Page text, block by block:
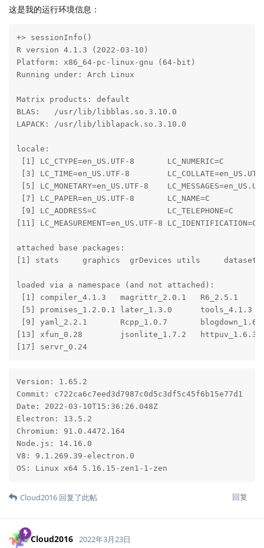
这是我的运行环境信息：
+> sessionInfo()
R version 4.1.3 (2022-03-10)
Platform: x86_64-pc-linux-gnu (64-bit)
Running under: Arch Linux
Matrix products: default
BLAS:   /usr/lib/libblas.so.3.10.0
LAPACK: /usr/lib/liblapack.so.3.10.0
locale:
[1] LC_CTYPE=en_US.UTF-8
[3] LC_TIME=en_US.UTF-8
[5] LC_MONETARY=en_US.UTF-8
[7] LC_PAPER=en_US.UTF-8
[9] LC_ADDRESS=C
[11] LC_MEASUREMENT=en_US.UTF-8
attached base packages:
[1] stats     graphics  grDevices utils
loaded via a namespace (and not attached):
[1] compiler_4.1.3   magrittr_2.0.1   R6_2.5.1
[5] promises_1.2.0.1 later_1.3.0      tools_4.1.3
[9] yaml_2.2.1       Rcpp_1.0.7
[13] xfun_0.28        jsonlite_1.7.2
[17] servr_0.24
Version: 1.65.2
Commit: c722ca6c7eed3d7987c0d5c3df5c45f6b15e77d1
Date: 2022-03-10T15:36:26.048Z
Electron: 13.5.2
Chromium: 91.0.4472.164
Node.js: 14.16.0
V8: 9.1.269.39-electron.0
OS: Linux x64 5.16.15-zen1-1-zen
回复
Cloud2016 回复了此帖
Cloud2016 2022年3月23日